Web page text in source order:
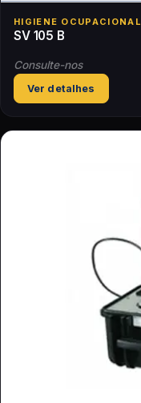
HIGIENE OCUPACIONAL
SV 105 B
Consulte-nos
Ver detalhes